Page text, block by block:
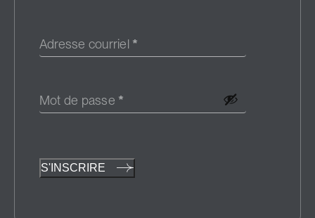
Adresse courriel *
Mot de passe *
S'INSCRIRE